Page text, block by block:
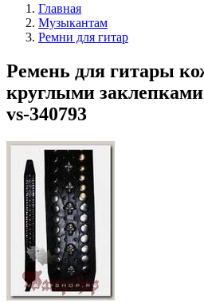
Главная
Музыкантам
Ремни для гитар
Ремень для гитары
круглыми
vs-340793